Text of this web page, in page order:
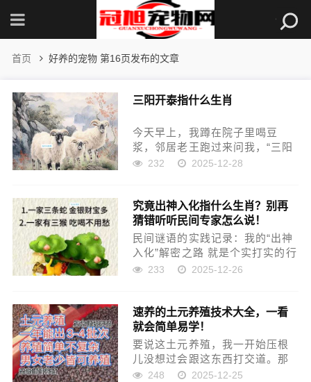
首页 好养的宠物 第16页发布的文章
三阳开泰指什么生肖
今天早上，我蹲在院子里喝豆
浆，邻居老王跑过来问我，“三阳
开泰”到底是说哪个生肖？我一听
来，我就决定亲自查一查，看看
到底咋回事。 开始瞎折腾 我放...
232 2025-12-28
究竟出神入化指什么生肖？别再
猜错听听民间专家怎么说！
民间谜语的实践记录：我的“出神
入化”解密之路 就是个实打实的行
动派，遇到个事儿，非得亲手去
化”究竟是哪个生肖？以前每次在
饭桌上听到这个谜语，...
233 2025-12-26
速养的土元养殖技术大全，一看
就会简单易学！
要说这土元养殖，我一开始压根
儿没想过会跟这东西打交道。那
会儿刚从老家出来，人生地不熟
248 2025-12-25